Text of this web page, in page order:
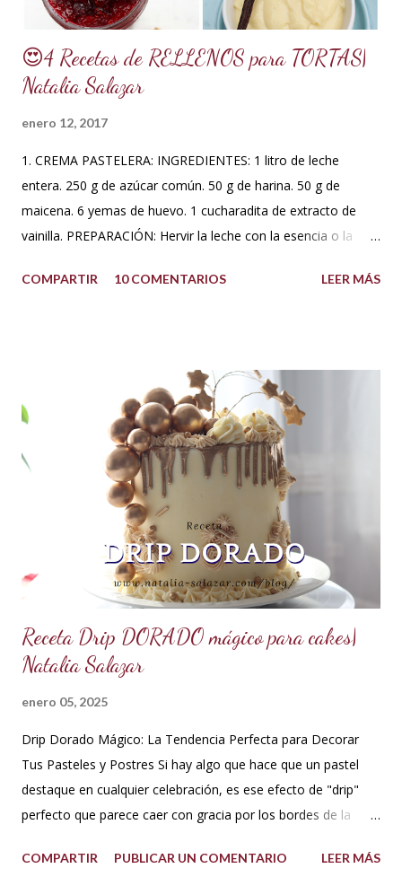
😍4 Recetas de RELLENOS para TORTAS|
Natalia Salazar
enero 12, 2017
1. CREMA PASTELERA: INGREDIENTES: 1 litro de leche
entera. 250 g de azúcar común. 50 g de harina. 50 g de
maicena. 6 yemas de huevo. 1 cucharadita de extracto de
vainilla. PREPARACIÓN: Hervir la leche con la esencia o la
con el azúcar. Reservar. Tamiza la harina con la maicena y
fuego bajo hasta que espese. No dejar de batir. Cuando haya
espesado sacar del fuego y dejar enfriar moviendo de
cuando en cuando. Se puede agregar una cucharada de
mantequilla para aportar más suavidad y sabor. Tips: Se
puede utilizar otra esencia o leche vegetal. Esta crema es
básica en la pastelería, sirve para rellenar tortas, tartas,
cakes, eclairs, cupcakes y más. Se la puede aromatizar con
otros extractos....
COMPARTIR 10 COMENTARIOS LEER MÁS
Receta Drip DORADO mágico para cakes|
Natalia Salazar
enero 05, 2025
Drip Dorado Mágico: La Tendencia Perfecta para Decorar
Tus Pasteles y Postres Si hay algo que hace que un pastel
destaque en cualquier celebración, es ese efecto de "drip"
perfecto que parece caer con gracia por los bordes de la
garantizados. Hoy te quiero compartir cómo hacer un drip
COMPARTIR PUBLICAR UN COMENTARIO LEER MÁS